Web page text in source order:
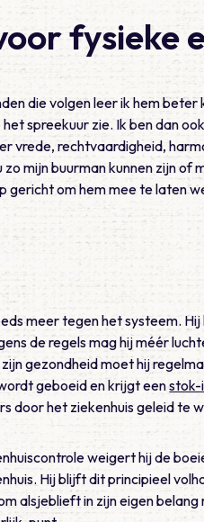
fysieke
die volgen leer ik hem
spreekuur zie. Ik ben dan
vrede, rechtvaardigheid,
zo mijn buurman kunnen zijn
gericht om hem mee te laten
meer tegen het systeem.
de regels mag hij méér
gezondheid moet hij
geboeid en krijgt een
door het ziekenhuis geleid te
weigert hij de
Hij blijft dit principieel
alsjeblieft in zijn eigen